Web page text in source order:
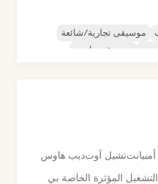
موسيقى تجارية/شائعة
موسيقى هاوس
تشيل آوتديب هاوس
المؤثرة الخاصة بي